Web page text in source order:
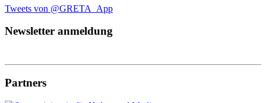
Tweets von @GRETA_App
Newsletter anmeldung
Partners